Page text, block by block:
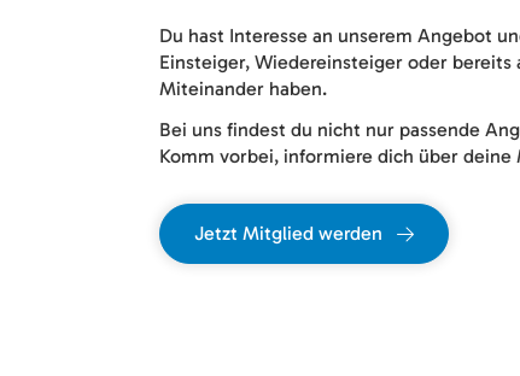
Du hast Interesse an unserem Angebot
Einsteiger, Wiedereinsteiger oder
Miteinander haben.
Bei uns findest du nicht nur passende
Komm vorbei, informiere dich über
Jetzt Mitglied werden